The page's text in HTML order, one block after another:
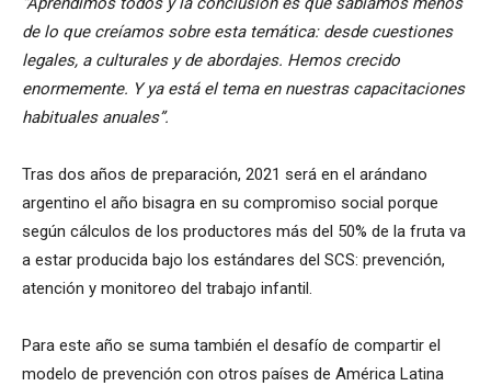
de lo que creíamos sobre esta temática: desde cuestiones
legales, a culturales y de abordajes. Hemos crecido
enormemente. Y ya está el tema en nuestras capacitaciones
habituales anuales”.
Tras dos años de preparación, 2021 será en el arándano
argentino el año bisagra en su compromiso social porque
según cálculos de los productores más del 50% de la fruta va
a estar producida bajo los estándares del SCS: prevención,
atención y monitoreo del trabajo infantil.
Para este año se suma también el desafío de compartir el
modelo de prevención con otros países de América Latina